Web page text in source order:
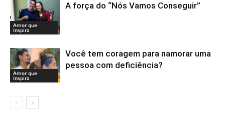
Amor que
Inspira
A força do “Nós Vamos Conseguir”
Amor que
Inspira
Você tem coragem para namorar uma
pessoa com deficiência?